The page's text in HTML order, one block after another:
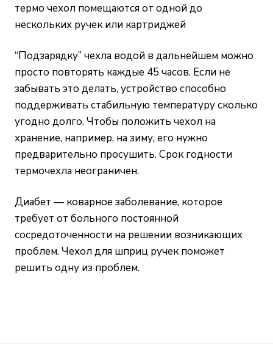
термо чехол помещаются от одной до
нескольких ручек или картриджей
“Подзарядку” чехла водой в дальнейшем можно
просто повторять каждые 45 часов. Если не
забывать это делать, устройство способно
поддерживать стабильную температуру сколько
угодно долго. Чтобы положить чехол на
хранение, например, на зиму, его нужно
предварительно просушить. Срок годности
термочехла неограничен.
Диабет — коварное заболевание, которое
требует от больного постоянной
сосредоточенности на решении возникающих
проблем. Чехол для шприц ручек поможет
решить одну из проблем.